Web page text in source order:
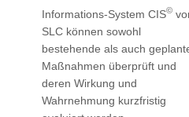
Informations-System CIS©
SLC können sowohl
bestehende als auch
Maßnahmen überprüft und
deren Wirkung und
Wahrnehmung kurzfristig